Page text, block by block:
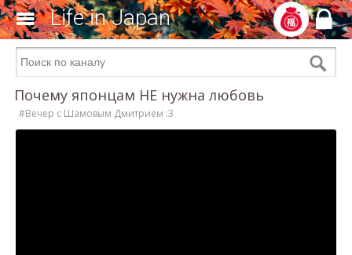
Life in Japan
Почему японцам НЕ нужна любовь
#Вечер с Шамовым Дмитрием :3